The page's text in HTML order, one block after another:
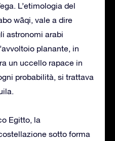
L’etimologia del
wāqi, vale a dire
astronomi arabi
planante, in
un uccello rapace in
probabilità, si trattava
Egitto, la
sotto forma